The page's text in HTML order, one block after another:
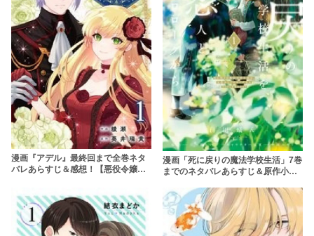
漫画『アデル』最終回まで全巻ネタ
バレあらすじ＆感想！【悪役令嬢の
漫画「死に戻りの魔法学校生活」7巻
までのネタバレあらすじ＆原作小説
読む方法は？